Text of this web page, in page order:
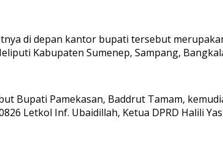
di depan kantor bupati tersebut
Kabupaten Sumenep, Sampang,
Bupati Pamekasan, Baddrut Tamam,
Letkol Inf. Ubaidillah, Ketua DPRD Halili